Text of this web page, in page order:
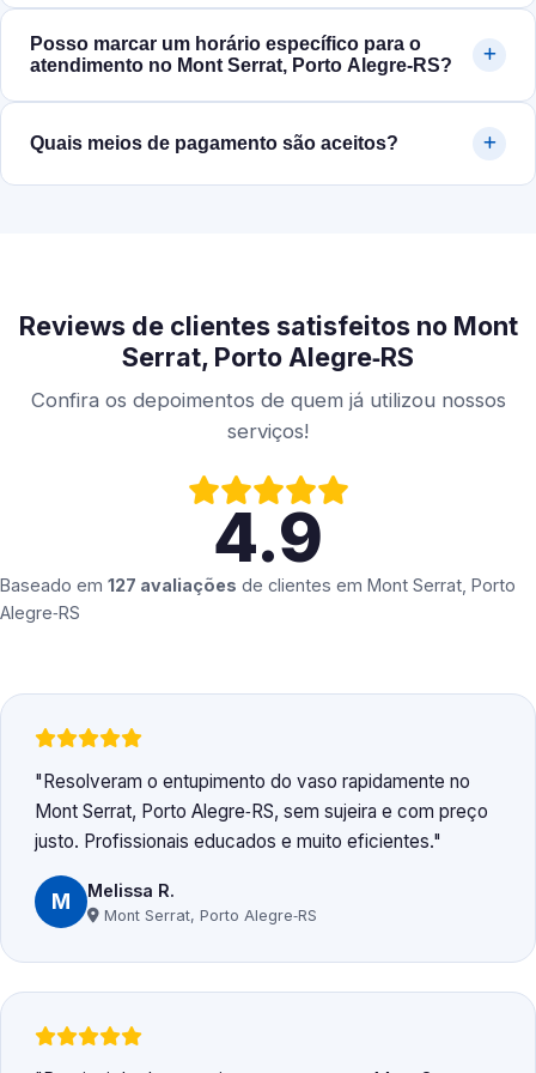
Posso marcar um horário específico para o
atendimento no Mont Serrat, Porto Alegre‑RS?
Quais meios de pagamento são aceitos?
Reviews de clientes satisfeitos no Mont
Serrat, Porto Alegre‑RS
Confira os depoimentos de quem já utilizou nossos
serviços!
4.9
Baseado em 127 avaliações de clientes em Mont Serrat, Porto
Alegre‑RS
Resolveram o entupimento do vaso rapidamente no
Mont Serrat, Porto Alegre‑RS, sem sujeira e com preço
justo. Profissionais educados e muito eficientes.
M Melissa R.
Mont Serrat, Porto Alegre‑RS